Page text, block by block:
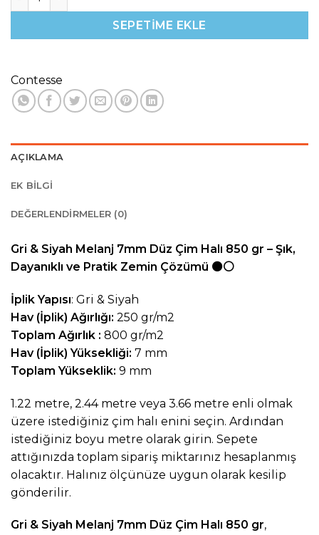
SEPETIME EKLE
Contesse
AÇIKLAMA
EK BILGI
DEĞERLENDIRMELER (0)
Gri & Siyah Melanj 7mm Düz Çim Halı 850 gr – Şık,
Dayanıklı ve Pratik Zemin Çözümü ⚫⚪
İplik Yapısı: Gri & Siyah
Hav (İplik) Ağırlığı: 250 gr/m2
Toplam Ağırlık : 800 gr/m2
Hav (İplik) Yüksekliği: 7 mm
Toplam Yükseklik: 9 mm
1.22 metre, 2.44 metre veya 3.66 metre enli olmak
üzere istediğiniz çim halı enini seçin. Ardından
istediğiniz boyu metre olarak girin. Sepete
attığınızda toplam sipariş miktarınız hesaplanmış
olacaktır. Halınız ölçünüze uygun olarak kesilip
gönderilir.
Gri & Siyah Melanj 7mm Düz Çim Halı 850 gr,